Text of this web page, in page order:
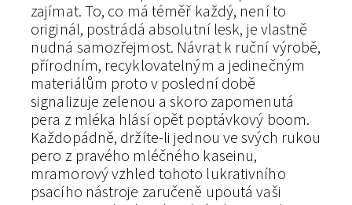
zajímat. To, co má téměř každý, není to
originál, postrádá absolutní lesk, je vlastně
nudná samozřejmost. Návrat k ruční výrobě,
přírodním, recyklovatelným a jedinečným
materiálům proto v poslední době
signalizuje zelenou a skoro zapomenutá
pera z mléka hlásí opět poptávkový boom.
Každopádně, držíte-li jednou ve svých rukou
pero z pravého mléčného kaseinu,
mramorový vzhled tohoto lukrativního
psacího nástroje zaručeně upoutá vaši